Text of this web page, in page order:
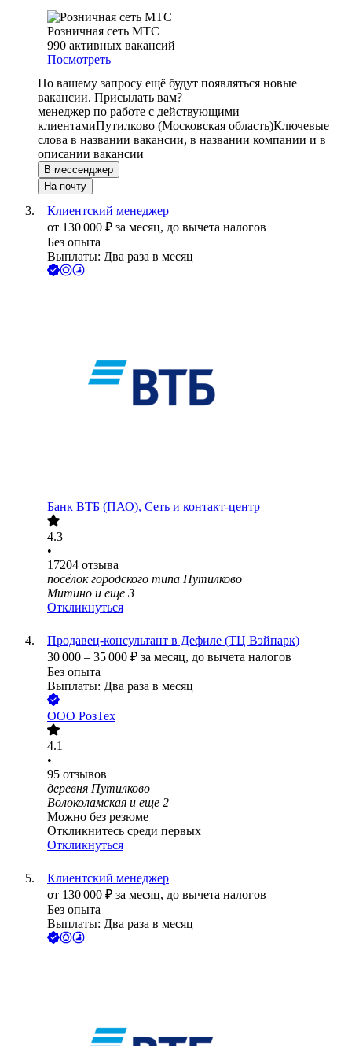
Розничная сеть МТС
990 активных вакансий
Посмотреть
По вашему запросу ещё будут появляться новые
вакансии. Присылать вам?
менеджер по работе с действующими
клиентамиПутилково (Московская область)Ключевые
слова в названии вакансии, в названии компании и в
описании вакансии
В мессенджер
На почту
Клиентский менеджер
от 130 000 ₽ за месяц, до вычета налогов
Без опыта
Выплаты: Два раза в месяц
Банк ВТБ (ПАО), Сеть и контакт-центр
4.3
•
17204 отзыва
посёлок городского типа Путилково
Митино и еще 3
Откликнуться
Продавец-консультант в Дефиле (ТЦ Вэйпарк)
30 000 – 35 000 ₽ за месяц, до вычета налогов
Без опыта
Выплаты: Два раза в месяц
ООО РозТех
4.1
•
95 отзывов
деревня Путилково
Волоколамская и еще 2
Можно без резюме
Откликнитесь среди первых
Откликнуться
Клиентский менеджер
от 130 000 ₽ за месяц, до вычета налогов
Без опыта
Выплаты: Два раза в месяц